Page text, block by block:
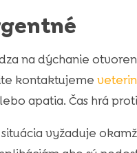
na dýchanie
kontaktujeme
apatia. Čas hrá
vyžaduje